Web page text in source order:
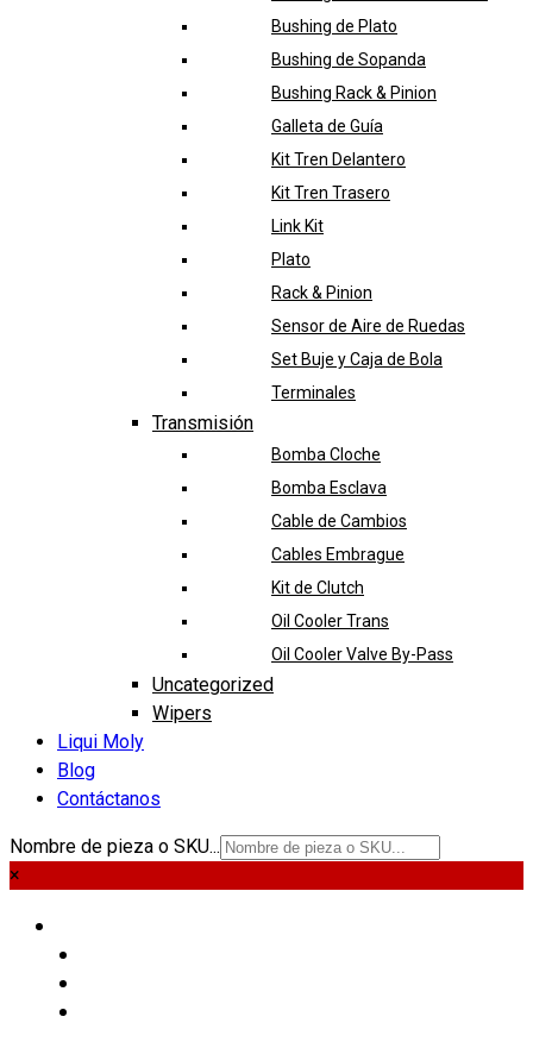
Bushing de Plato
Bushing de Sopanda
Bushing Rack & Pinion
Galleta de Guía
Kit Tren Delantero
Kit Tren Trasero
Link Kit
Plato
Rack & Pinion
Sensor de Aire de Ruedas
Set Buje y Caja de Bola
Terminales
Transmisión
Bomba Cloche
Bomba Esclava
Cable de Cambios
Cables Embrague
Kit de Clutch
Oil Cooler Trans
Oil Cooler Valve By-Pass
Uncategorized
Wipers
Liqui Moly
Blog
Contáctanos
Nombre de pieza o SKU...
×